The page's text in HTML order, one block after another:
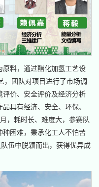
料，通过酯化加氢工艺设
，团队对项目进行了市场调
价、安全评价及经济分析
具有经济、安全、环保、
，耗时长、难度大，参赛队
种困难，秉承化工人不怕苦
伍中脱颖而出，获得优异成